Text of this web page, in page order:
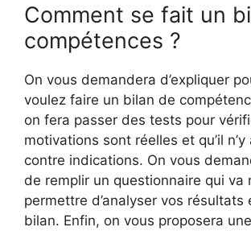
Comment se fait un
compétences ?
On vous demandera d’expliquer
voulez faire un bilan de
on fera passer des tests pour
motivations sont réelles et qu’il
contre indications. On vous
de remplir un questionnaire qui va
permettre d’analyser vos résultats
bilan. Enfin, on vous proposera